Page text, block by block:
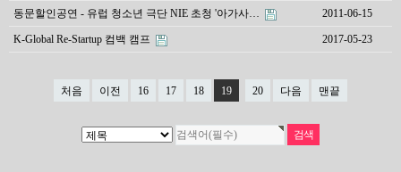
동문할인공연 - 유럽 청소년 극단 NIE 초청 '아가사… 2011-06-15
K-Global Re-Startup 컴백 캠프 2017-05-23
처음 이전 16 17 18 19 20 다음 맨끝